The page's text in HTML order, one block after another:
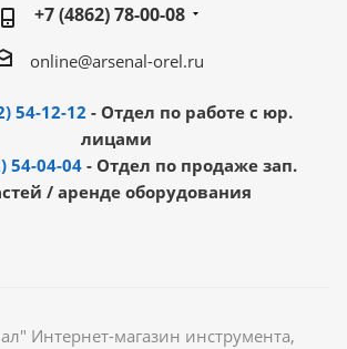
+7 (4862) 78-00-08
online@arsenal-orel.ru
54-12-12 - Отдел по работе с юр.
лицами
54-04-04 - Отдел по продаже зап.
/ аренде оборудования
Интернет-магазин инструмента,